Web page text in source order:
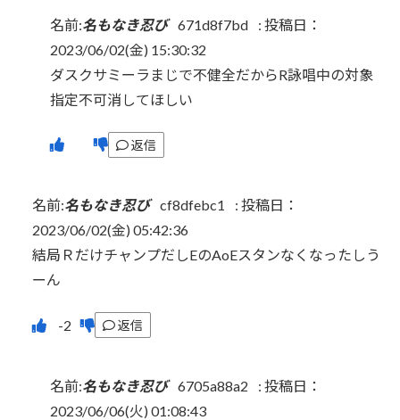
名前:名もなき忍び 671d8f7bd : 投稿日：
2023/06/02(金) 15:30:32
ダスクサミーラまじで不健全だからR詠唱中の対象
指定不可消してほしい
返信
名前:名もなき忍び cf8dfebc1 : 投稿日：
2023/06/02(金) 05:42:36
結局ＲだけチャンプだしEのAoEスタンなくなったしう
ーん
返信
名前:名もなき忍び 6705a88a2 : 投稿日：
2023/06/06(火) 01:08:43